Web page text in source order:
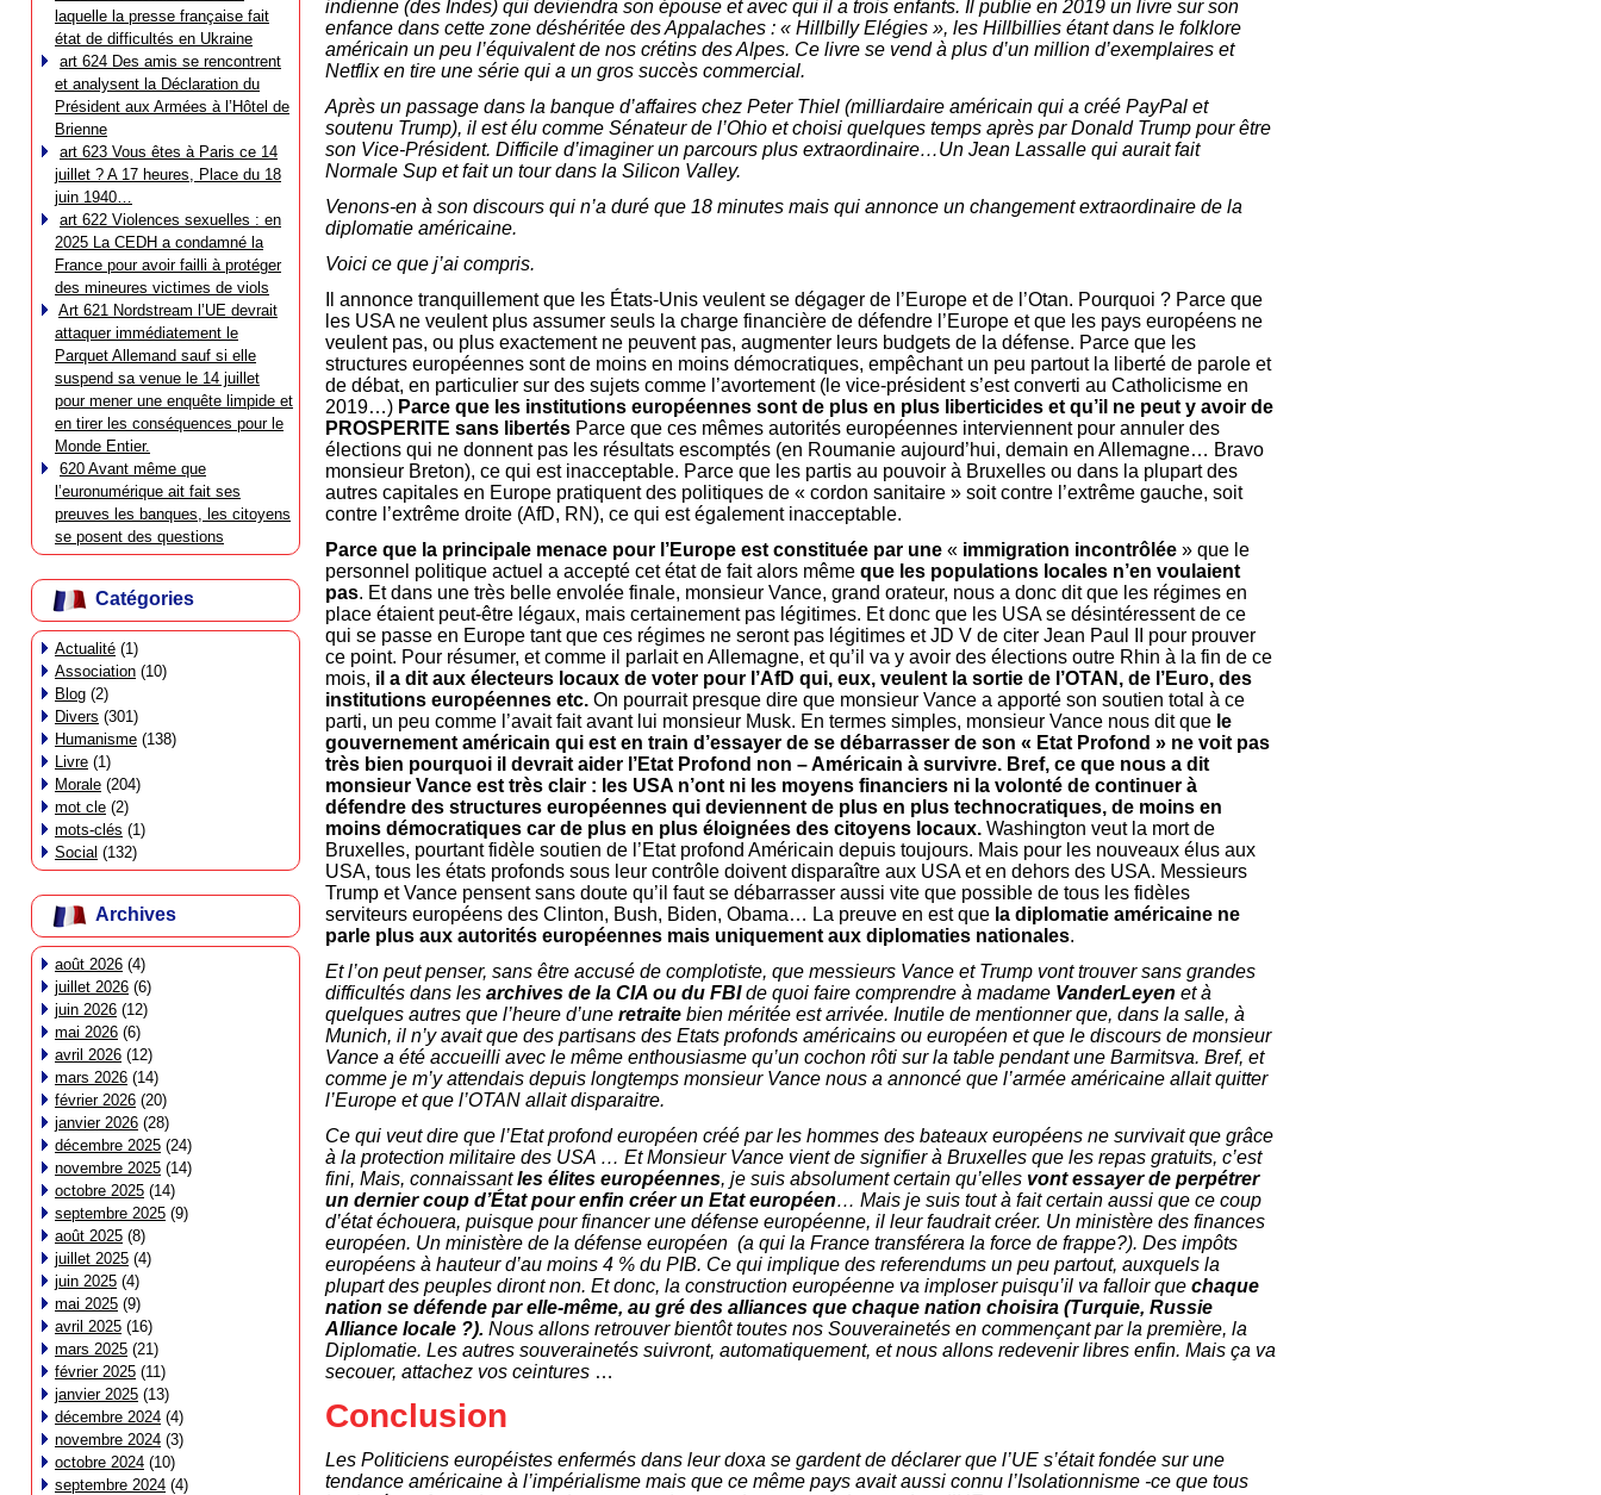
laquelle la presse française fait
état de difficultés en Ukraine
art 624 Des amis se rencontrent
et analysent la Déclaration du
Président aux Armées à l’Hôtel de
Brienne
art 623 Vous êtes à Paris ce 14
juillet ? A 17 heures, Place du 18
juin 1940…
art 622 Violences sexuelles : en
2025 La CEDH a condamné la
France pour avoir failli à protéger
des mineures victimes de viols
Art 621 Nordstream l’UE devrait
attaquer immédiatement le
Parquet Allemand sauf si elle
suspend sa venue le 14 juillet
pour mener une enquête limpide et
en tirer les conséquences pour le
Monde Entier.
620 Avant même que
l’euronumérique ait fait ses
preuves les banques, les citoyens
se posent des questions
Catégories
Actualité (1)
Association (10)
Blog (2)
Divers (301)
Humanisme (138)
Livre (1)
Morale (204)
mot cle (2)
mots-clés (1)
Social (132)
Archives
août 2026 (4)
juillet 2026 (6)
juin 2026 (12)
mai 2026 (6)
avril 2026 (12)
mars 2026 (14)
février 2026 (20)
janvier 2026 (28)
décembre 2025 (24)
novembre 2025 (14)
octobre 2025 (14)
septembre 2025 (9)
août 2025 (8)
juillet 2025 (4)
juin 2025 (4)
mai 2025 (9)
avril 2025 (16)
mars 2025 (21)
février 2025 (11)
janvier 2025 (13)
décembre 2024 (4)
novembre 2024 (3)
octobre 2024 (10)
septembre 2024 (4)
indienne (des Indes) qui deviendra son épouse et avec qui il a trois enfants. Il publie en 2019 un livre sur son
enfance dans cette zone déshéritée des Appalaches : « Hillbilly Elégies », les Hillbillies étant dans le folklore
américain un peu l’équivalent de nos crétins des Alpes. Ce livre se vend à plus d’un million d’exemplaires et
Netflix en tire une série qui a un gros succès commercial.
Après un passage dans la banque d’affaires chez Peter Thiel (milliardaire américain qui a créé PayPal et
soutenu Trump), il est élu comme Sénateur de l’Ohio et choisi quelques temps après par Donald Trump pour être
son Vice-Président. Difficile d’imaginer un parcours plus extraordinaire…Un Jean Lassalle qui aurait fait
Normale Sup et fait un tour dans la Silicon Valley.
Venons-en à son discours qui n’a duré que 18 minutes mais qui annonce un changement extraordinaire de la
diplomatie américaine.
Voici ce que j’ai compris.
Il annonce tranquillement que les États-Unis veulent se dégager de l’Europe et de l’Otan. Pourquoi ? Parce que
les USA ne veulent plus assumer seuls la charge financière de défendre l’Europe et que les pays européens ne
veulent pas, ou plus exactement ne peuvent pas, augmenter leurs budgets de la défense. Parce que les
structures européennes sont de moins en moins démocratiques, empêchant un peu partout la liberté de parole et
de débat, en particulier sur des sujets comme l’avortement (le vice-président s’est converti au Catholicisme en
2019…) Parce que les institutions européennes sont de plus en plus liberticides et qu’il ne peut y avoir de
PROSPERITE sans libertés Parce que ces mêmes autorités européennes interviennent pour annuler des
élections qui ne donnent pas les résultats escomptés (en Roumanie aujourd’hui, demain en Allemagne… Bravo
monsieur Breton), ce qui est inacceptable. Parce que les partis au pouvoir à Bruxelles ou dans la plupart des
autres capitales en Europe pratiquent des politiques de « cordon sanitaire » soit contre l’extrême gauche, soit
contre l’extrême droite (AfD, RN), ce qui est également inacceptable.
Parce que la principale menace pour l’Europe est constituée par une « immigration incontrôlée » que le
personnel politique actuel a accepté cet état de fait alors même que les populations locales n’en voulaient
pas. Et dans une très belle envolée finale, monsieur Vance, grand orateur, nous a donc dit que les régimes en
place étaient peut-être légaux, mais certainement pas légitimes. Et donc que les USA se désintéressent de ce
qui se passe en Europe tant que ces régimes ne seront pas légitimes et JD V de citer Jean Paul II pour prouver
ce point. Pour résumer, et comme il parlait en Allemagne, et qu’il va y avoir des élections outre Rhin à la fin de ce
mois, il a dit aux électeurs locaux de voter pour l’AfD qui, eux, veulent la sortie de l’OTAN, de l’Euro, des
institutions européennes etc. On pourrait presque dire que monsieur Vance a apporté son soutien total à ce
parti, un peu comme l’avait fait avant lui monsieur Musk. En termes simples, monsieur Vance nous dit que le
gouvernement américain qui est en train d’essayer de se débarrasser de son « Etat Profond » ne voit pas
très bien pourquoi il devrait aider l’Etat Profond non – Américain à survivre. Bref, ce que nous a dit
monsieur Vance est très clair : les USA n’ont ni les moyens financiers ni la volonté de continuer à
défendre des structures européennes qui deviennent de plus en plus technocratiques, de moins en
moins démocratiques car de plus en plus éloignées des citoyens locaux. Washington veut la mort de
Bruxelles, pourtant fidèle soutien de l’Etat profond Américain depuis toujours. Mais pour les nouveaux élus aux
USA, tous les états profonds sous leur contrôle doivent disparaître aux USA et en dehors des USA. Messieurs
Trump et Vance pensent sans doute qu’il faut se débarrasser aussi vite que possible de tous les fidèles
serviteurs européens des Clinton, Bush, Biden, Obama… La preuve en est que la diplomatie américaine ne
parle plus aux autorités européennes mais uniquement aux diplomaties nationales.
Et l’on peut penser, sans être accusé de complotiste, que messieurs Vance et Trump vont trouver sans grandes
difficultés dans les archives de la CIA ou du FBIde quoi faire comprendre à madame VanderLeyen et à
quelques autres que l’heure d’une retraite bien méritée est arrivée. Inutile de mentionner que, dans la salle, à
Munich, il n’y avait que des partisans des Etats profonds américains ou européen et que le discours de monsieur
Vance a été accueilli avec le même enthousiasme qu’un cochon rôti sur la table pendant une Barmitsva. Bref, et
comme je m’y attendais depuis longtemps monsieur Vance nous a annoncé que l’armée américaine allait quitter
l’Europe et que l’OTAN allait disparaitre.
Ce qui veut dire que l’Etat profond européen créé par les hommes des bateaux européens ne survivait que grâce
à la protection militaire des USA … Et Monsieur Vance vient de signifier à Bruxelles que les repas gratuits, c’est
fini, Mais, connaissantles élites européennes, je suis absolument certain qu’elles vont essayer de perpétrer
un dernier coup d’État pour enfin créer un Etat européen… Mais je suis tout à fait certain aussi que ce coup
d’état échouera, puisque pour financer une défense européenne, il leur faudrait créer. Un ministère des finances
européen. Un ministère de la défense européen (a qui la France transférera la force de frappe?). Des impôts
européens à hauteur d’au moins 4 % du PIB. Ce qui implique des referendums un peu partout, auxquels la
plupart des peuples diront non. Et donc, la construction européenne va imploser puisqu’il va falloir que chaque
nation se défende par elle-même, au gré des alliances que chaque nation choisira (Turquie, Russie
Alliance locale ?). Nous allons retrouver bientôt toutes nos Souverainetés en commençant par la première, la
Diplomatie. Les autres souverainetés suivront, automatiquement, et nous allons redevenir libres enfin. Mais ça va
secouer, attachez vos ceintures …
Conclusion
Les Politiciens européistes enfermés dans leur doxa se gardent de déclarer que l’UE s’était fondée sur une
tendance américaine à l’impérialisme mais que ce même pays avait aussi connu l’Isolationnisme -ce que tous